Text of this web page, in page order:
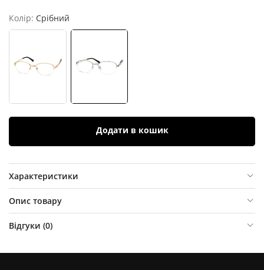
Колір: Срібний
Додати в кошик
Характеристики
Опис товару
Відгуки (0)